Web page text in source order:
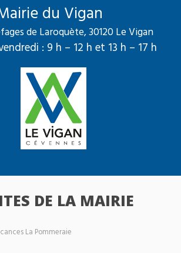
du Vigan
de Laroquète, 30120 Le Vigan
: 9 h – 12 h et 13 h – 17 h
DE LA MAIRIE
La Pommeraie